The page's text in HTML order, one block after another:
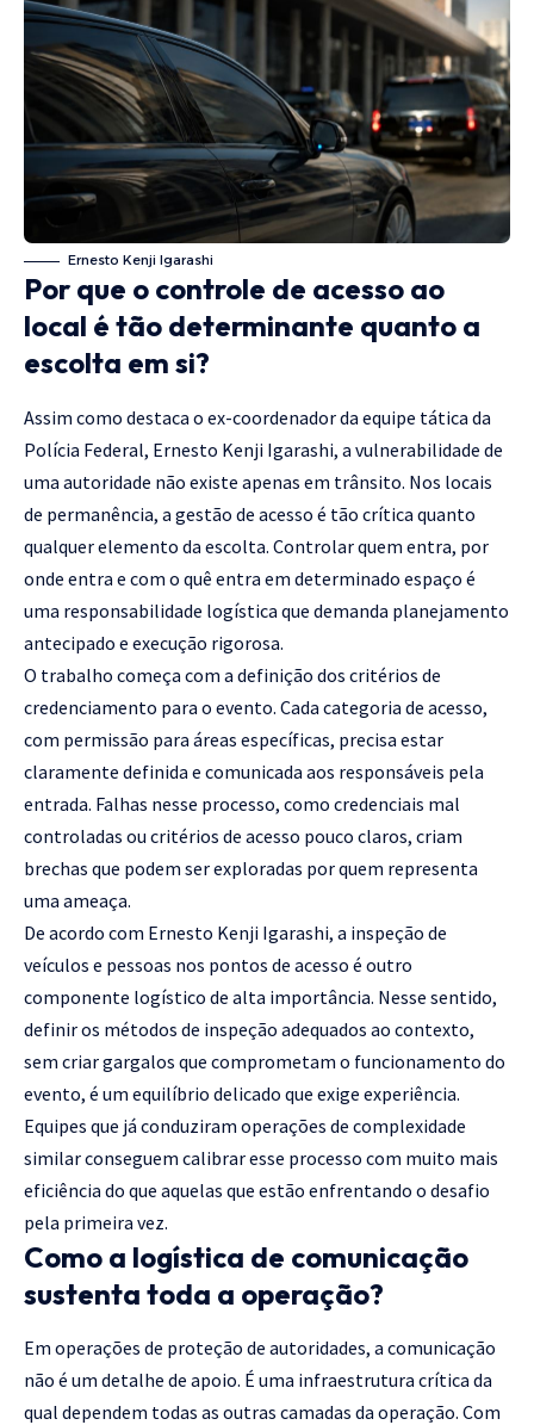
Ernesto Kenji Igarashi
Por que o controle de acesso ao
local é tão determinante quanto a
escolta em si?
Assim como destaca o ex-coordenador da equipe tática da
Polícia Federal, Ernesto Kenji Igarashi, a vulnerabilidade de
uma autoridade não existe apenas em trânsito. Nos locais
de permanência, a gestão de acesso é tão crítica quanto
qualquer elemento da escolta. Controlar quem entra, por
onde entra e com o quê entra em determinado espaço é
uma responsabilidade logística que demanda planejamento
antecipado e execução rigorosa.
O trabalho começa com a definição dos critérios de
credenciamento para o evento. Cada categoria de acesso,
com permissão para áreas específicas, precisa estar
claramente definida e comunicada aos responsáveis pela
entrada. Falhas nesse processo, como credenciais mal
controladas ou critérios de acesso pouco claros, criam
brechas que podem ser exploradas por quem representa
uma ameaça.
De acordo com Ernesto Kenji Igarashi, a inspeção de
veículos e pessoas nos pontos de acesso é outro
componente logístico de alta importância. Nesse sentido,
definir os métodos de inspeção adequados ao contexto,
sem criar gargalos que comprometam o funcionamento do
evento, é um equilíbrio delicado que exige experiência.
Equipes que já conduziram operações de complexidade
similar conseguem calibrar esse processo com muito mais
eficiência do que aquelas que estão enfrentando o desafio
pela primeira vez.
Como a logística de comunicação
sustenta toda a operação?
Em operações de proteção de autoridades, a comunicação
não é um detalhe de apoio. É uma infraestrutura crítica da
qual dependem todas as outras camadas da operação. Com